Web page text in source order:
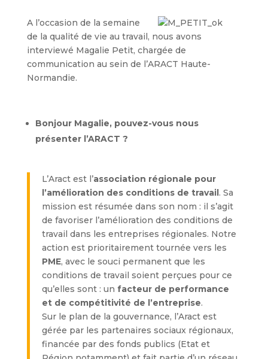
A l’occasion de la semaine
de la qualité de vie au travail, nous avons
interviewé Magalie Petit, chargée de
communication au sein de l’ARACT Haute-
Normandie.
Bonjour Magalie, pouvez-vous nous
présenter l’ARACT ?
L’Aract est l’association régionale pour
l’amélioration des conditions de travail. Sa
mission est résumée dans son nom : il s’agit
de favoriser l’amélioration des conditions de
travail dans les entreprises régionales. Notre
action est prioritairement tournée vers les
PME, avec le souci permanent que les
conditions de travail soient perçues pour ce
qu’elles sont : un facteur de performance
et de compétitivité de l’entreprise.
Sur le plan de la gouvernance, l’Aract est
gérée par les partenaires sociaux régionaux,
financée par des fonds publics (Etat et